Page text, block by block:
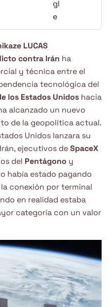
LUCAS
contra Irán ha
y técnica entre el
tecnológica del
los Estados Unidos hacia
alcanzado un nuevo
de la geopolítica actual.
Unidos lanzara su
ejecutivos deSpaceX
del Pentágono y
había estado pagando
conexión por terminal
en realidad estaba
categoría con un valor